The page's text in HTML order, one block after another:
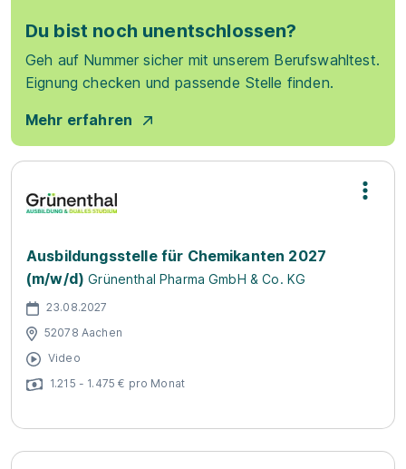
Du bist noch unentschlossen?
Geh auf Nummer sicher mit unserem Berufswahltest.
Eignung checken und passende Stelle finden.
Mehr erfahren
Ausbildungsstelle für Chemikanten 2027
(m/w/d) Grünenthal Pharma GmbH & Co. KG
23.08.2027
52078 Aachen
Video
1.215 - 1.475 € pro Monat